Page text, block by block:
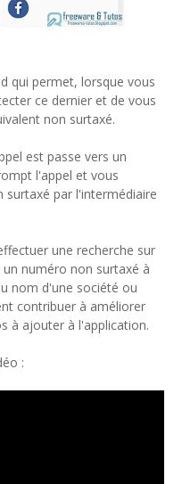
qui permet, lorsque vous
ce dernier et de vous
non surtaxé.
est passe vers un
l'appel et vous
par l'intermédiaire
une recherche sur
numéro non surtaxé à
nom d'une société ou
contribuer à améliorer
à ajouter à l'application.
: